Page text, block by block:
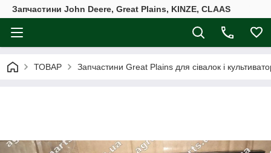
Запчастини John Deere, Great Plains, KINZE, CLAAS
ТОВАР Запчастини Great Plains для сівалок і